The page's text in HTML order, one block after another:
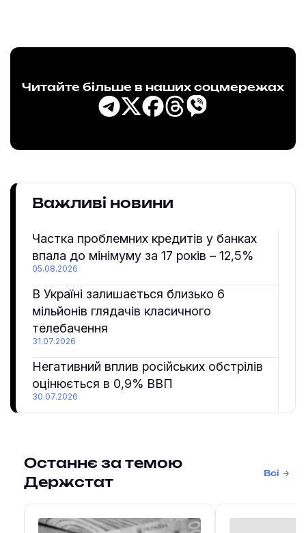
Читайте більше в наших соцмережах
Важливі новини
Частка проблемних кредитів у банках
впала до мінімуму за 17 років – 12,5%
05.08.2026
В Україні залишається близько 6
мільйонів глядачів класичного
телебачення
31.07.2026
Негативний вплив російських обстрілів
оцінюється в 0,9% ВВП
30.07.2026
Останнє за темою
Держстат
Всі